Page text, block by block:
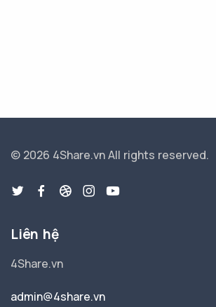
© 2026 4Share.vnAll rights reserved.
Liên hệ
4Share.vn
admin@4share.vn